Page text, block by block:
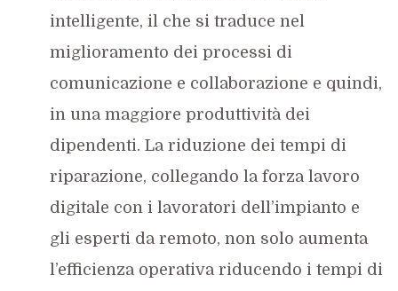
intelligente, il che si traduce nel
miglioramento dei processi di
comunicazione e collaborazione e quindi,
in una maggiore produttività dei
dipendenti. La riduzione dei tempi di
riparazione, collegando la forza lavoro
digitale con i lavoratori dell’impianto e
gli esperti da remoto, non solo aumenta
l’efficienza operativa riducendo i tempi di